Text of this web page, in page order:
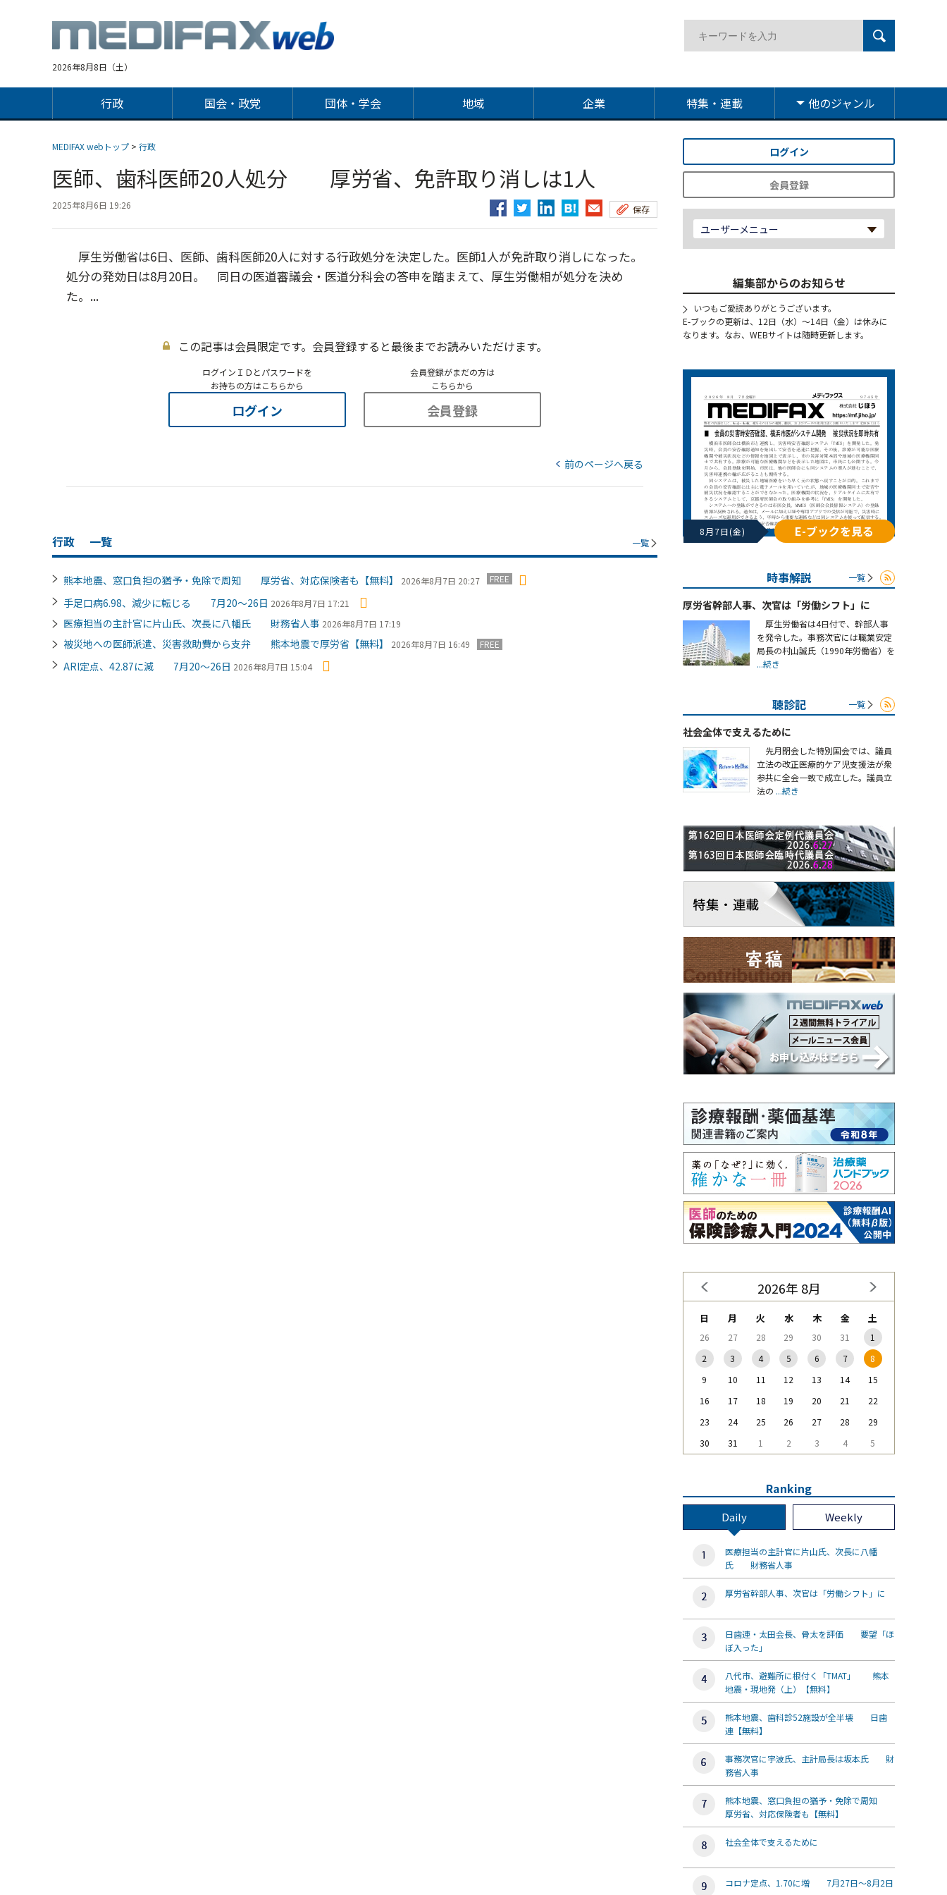
2026年8月8日（土）
行政 国会・政党 団体・学会 地域 企業 特集・連載 他のジャンル
MEDIFAX webトップ > 行政
医師、歯科医師20人処分 厚労省、免許取り消しは1人
2025年8月6日 19:26 保存
厚生労働省は6日、医師、歯科医師20人に対する行政処分を決定した。医師1人が免許取り消しになった。
処分の発効日は8月20日。 同日の医道審議会・医道分科会の答申を踏まえて、厚生労働相が処分を決め
た。...
この記事は会員限定です。会員登録すると最後までお読みいただけます。
ログインＩＤとパスワードを
お持ちの方はこちらから
ログイン
会員登録がまだの方は
こちらから
会員登録
前のページへ戻る
行政 一覧 一覧
熊本地震、窓口負担の猶予・免除で周知 厚労省、対応保険者も【無料】 2026年8月7日 20:27 FREE
手足口病6.98、減少に転じる 7月20～26日 2026年8月7日 17:21
医療担当の主計官に片山氏、次長に八幡氏 財務省人事 2026年8月7日 17:19
被災地への医師派遣、災害救助費から支弁 熊本地震で厚労省【無料】 2026年8月7日 16:49 FREE
ARI定点、42.87に減 7月20～26日 2026年8月7日 15:04
ログイン
会員登録
ユーザーメニュー
編集部からのお知らせ
いつもご愛読ありがとうございます。
E-ブックの更新は、12日（水）～14日（金）は休みに
なります。なお、WEBサイトは随時更新します。
8月7日(金) E-ブックを見る
時事解説 一覧
厚労省幹部人事、次官は「労働シフト」に
厚生労働省は4日付で、幹部人事
を発令した。事務次官には職業安定
局長の村山誠氏（1990年労働省）を
...続き
聴診記 一覧
社会全体で支えるために
先月閉会した特別国会では、議員
立法の改正医療的ケア児支援法が衆
参共に全会一致で成立した。議員立
法の ...続き
2026年 8月
日 月 火 水 木 金 土
26 27 28 29 30 31
1
2
3 4 5 6 7
8
9
10 11 12 13 14
15
16
17 18 19 20 21
22
23
24 25 26 27 28
29
30
31 1 2 3 4 5
Ranking
Daily Weekly
医療担当の主計官に片山氏、次長に八幡
氏 財務省人事
厚労省幹部人事、次官は「労働シフト」に
日歯連・太田会長、骨太を評価 要望「ほ
ぼ入った」
八代市、避難所に根付く「TMAT」 熊本
地震・現地発（上）【無料】
熊本地震、歯科診52施設が全半壊 日歯
連【無料】
事務次官に宇波氏、主計局長は坂本氏 財
務省人事
熊本地震、窓口負担の猶予・免除で周知
厚労省、対応保険者も【無料】
社会全体で支えるために
コロナ定点、1.70に増 7月27日～8月2日